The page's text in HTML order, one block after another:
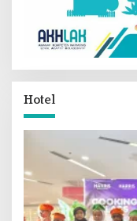
Hotel